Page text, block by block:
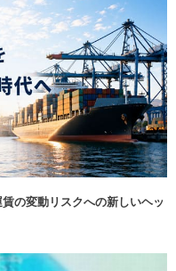
の変動リスクへの新しいヘッ